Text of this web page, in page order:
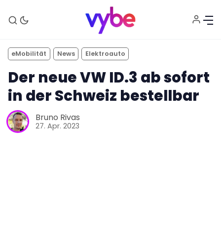
eMobilität News Elektroauto
Der neue VW ID.3 ab sofort
in der Schweiz bestellbar
Bruno Rivas
27. Apr. 2023